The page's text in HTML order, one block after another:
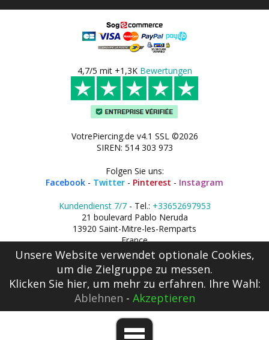
4,7/5 mit +1,3K Bewertungen
VotrePiercing.de v4.1 SSL ©2026
SIREN: 514 303 973
Folgen Sie uns:
Facebook - Twitter - Pinterest - Instagram
Kundendienst 7/7- Tel.: +33652697953
21 boulevard Pablo Neruda
13920 Saint-Mitre-les-Remparts
France
Unsere Website verwendet optionale Cookies,
um die Zielgruppe zu messen.
Klicken Sie hier, um mehr zu erfahren. Ihre Wahl:
Ablehnen - Akzeptieren